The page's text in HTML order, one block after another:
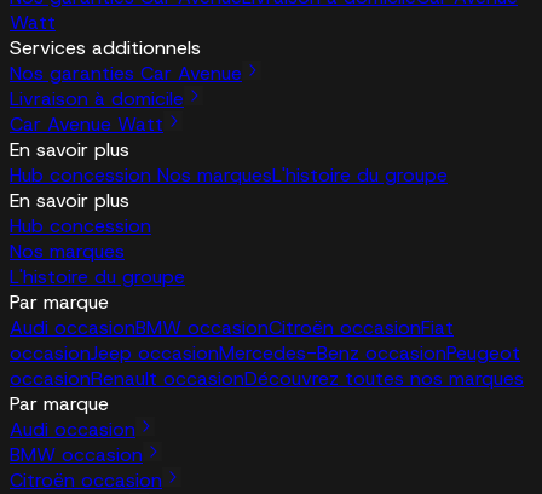
Watt
Services additionnels
Nos garanties Car Avenue
Livraison à domicile
Car Avenue Watt
En savoir plus
Hub concession Nos marquesL'histoire du groupe
En savoir plus
Hub concession
Nos marques
L'histoire du groupe
Par marque
Audi occasionBMW occasionCitroën occasionFiat
occasionJeep occasionMercedes-Benz occasionPeugeot
occasionRenault occasionDécouvrez toutes nos marques
Par marque
Audi occasion
BMW occasion
Citroën occasion